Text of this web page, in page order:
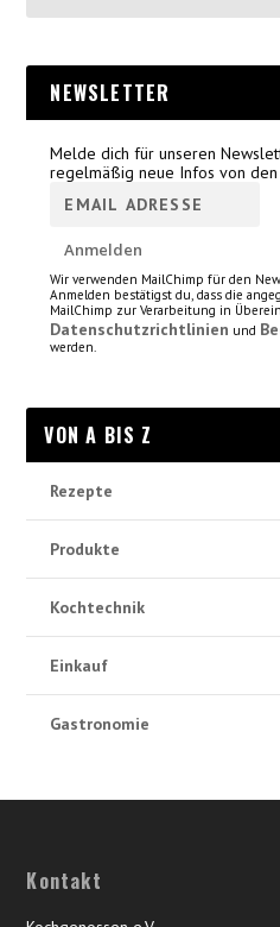
NEWSLETTER
Melde dich für unseren
regelmäßig neue Infos von den
Wir verwenden MailChimp für den
Anmelden bestätigst du, dass die
MailChimp zur Verarbeitung in
Datenschutzrichtlinien und
werden.
VON A BIS Z
Rezepte
Produkte
Kochtechnik
Einkauf
Gastronomie
Kontakt